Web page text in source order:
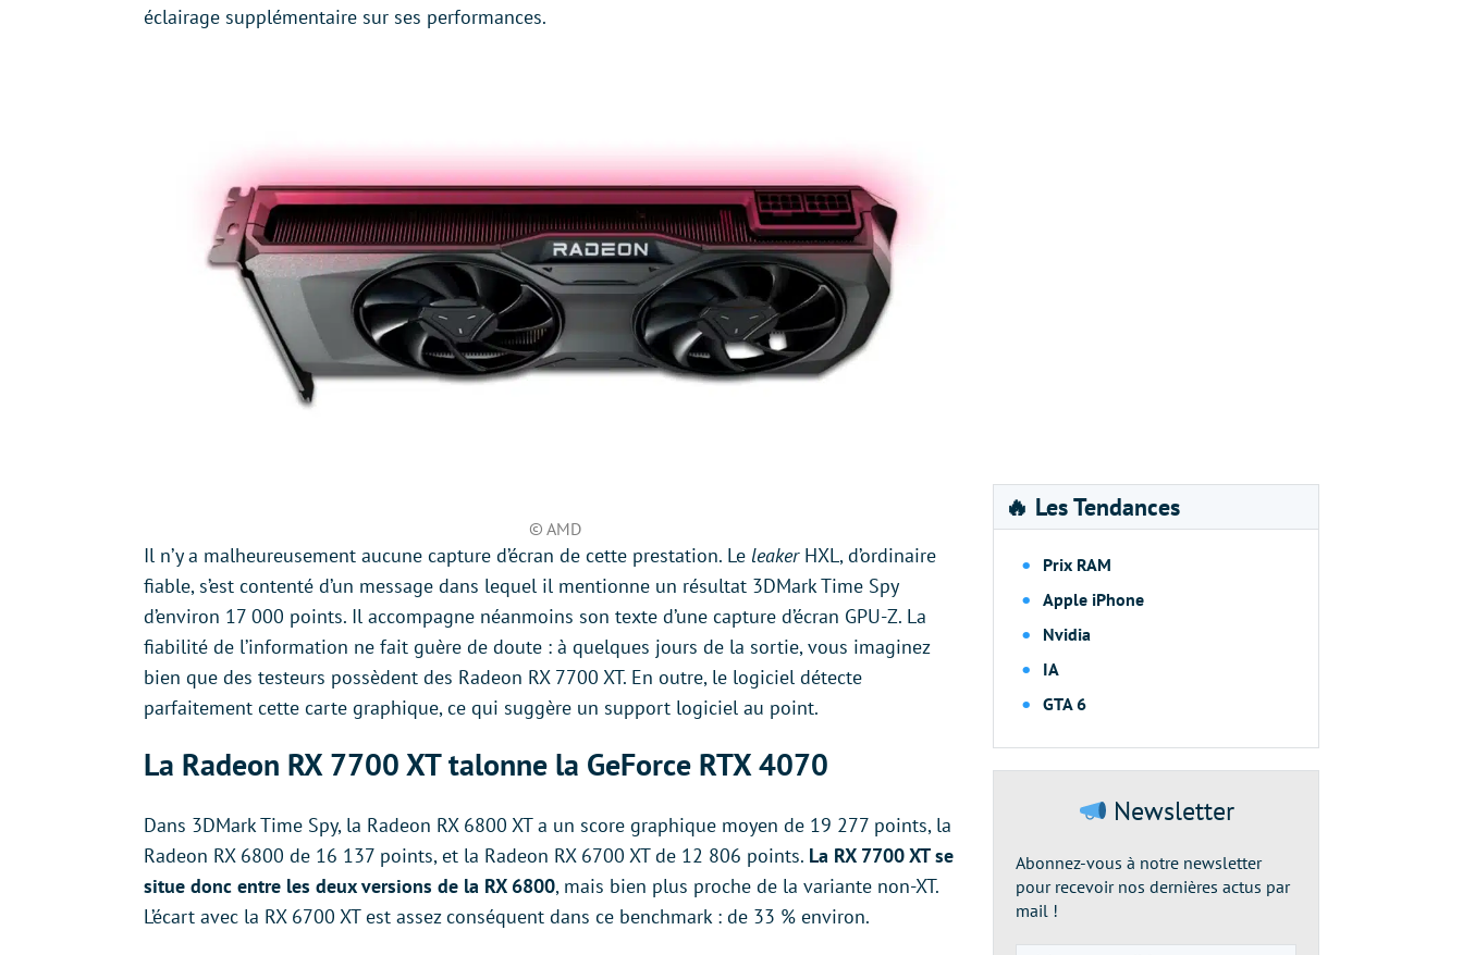
éclairage supplémentaire sur ses performances.
© AMD
Il n’y a malheureusement aucune capture d’écran de cette prestation. Le leakerHXL, d’ordinaire
fiable, s’est contenté d’un message dans lequel il mentionne un résultat 3DMark Time Spy
d’environ 17 000 points. Il accompagne néanmoins son texte d’une capture d’écran GPU-Z. La
fiabilité de l’information ne fait guère de doute : à quelques jours de la sortie, vous imaginez
bien que des testeurs possèdent des Radeon RX 7700 XT. En outre, le logiciel détecte
parfaitement cette carte graphique, ce qui suggère un support logiciel au point.
La Radeon RX 7700 XT talonne la GeForce RTX 4070
Dans 3DMark Time Spy, la Radeon RX 6800 XT a un score graphique moyen de 19 277 points, la
Radeon RX 6800 de 16 137 points, et la Radeon RX 6700 XT de 12 806 points. La RX 7700 XT se
situe donc entre les deux versions de la RX 6800, mais bien plus proche de la variante non-XT.
L’écart avec la RX 6700 XT est assez conséquent dans ce benchmark : de 33 % environ.
🔥 Les Tendances
Prix RAM
Apple iPhone
Nvidia
IA
GTA 6
Newsletter
Abonnez-vous à notre newsletter
pour recevoir nos dernières actus par
mail !